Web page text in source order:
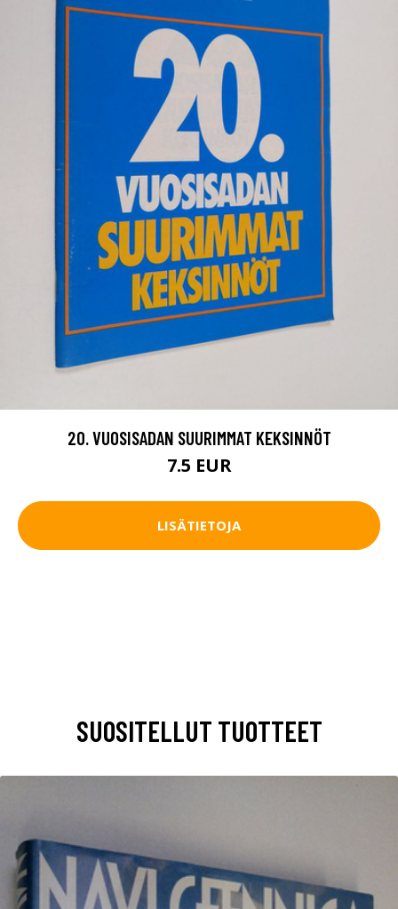
20. VUOSISADAN SUURIMMAT KEKSINNÖT
7.5 EUR
LISÄTIETOJA
SUOSITELLUT TUOTTEET